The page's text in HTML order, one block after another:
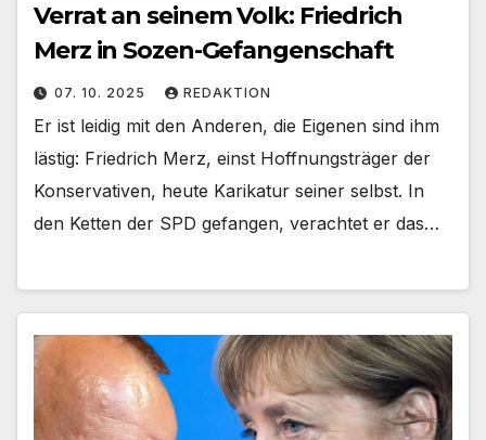
Verrat an seinem Volk: Friedrich
Merz in Sozen-Gefangenschaft
07. 10. 2025 REDAKTION
Er ist leidig mit den Anderen, die Eigenen sind ihm
lästig: Friedrich Merz, einst Hoffnungsträger der
Konservativen, heute Karikatur seiner selbst. In
den Ketten der SPD gefangen, verachtet er das…